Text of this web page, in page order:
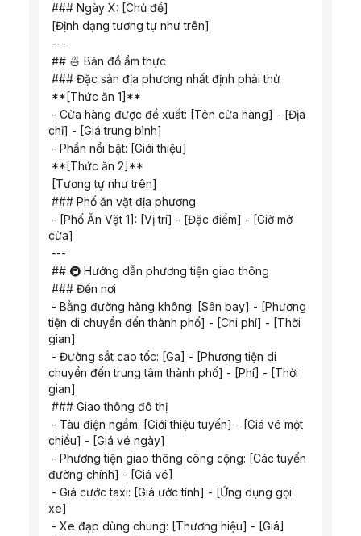
### Ngày X: [Chủ đề]
[Định dạng tương tự như trên]
---
## 🍜 Bản đồ ẩm thực
### Đặc sản địa phương nhất định phải thử
**[Thức ăn 1]**
chỉ] - [Giá trung bình]
- Phần nổi bật: [Giới thiệu]
**[Thức ăn 2]**
[Tương tự như trên]
### Phố ăn vặt địa phương
cửa]
---
## 🚇 Hướng dẫn phương tiện giao thông
### Đến nơi
tiện di chuyển đến thành phố] - [Chi phí] - [Thời
gian]
chuyển đến trung tâm thành phố] - [Phí] - [Thời
gian]
### Giao thông đô thị
chiều] - [Giá vé ngày]
đường chính] - [Giá vé]
xe]
- Xe đạp dùng chung: [Thương hiệu] - [Giá]